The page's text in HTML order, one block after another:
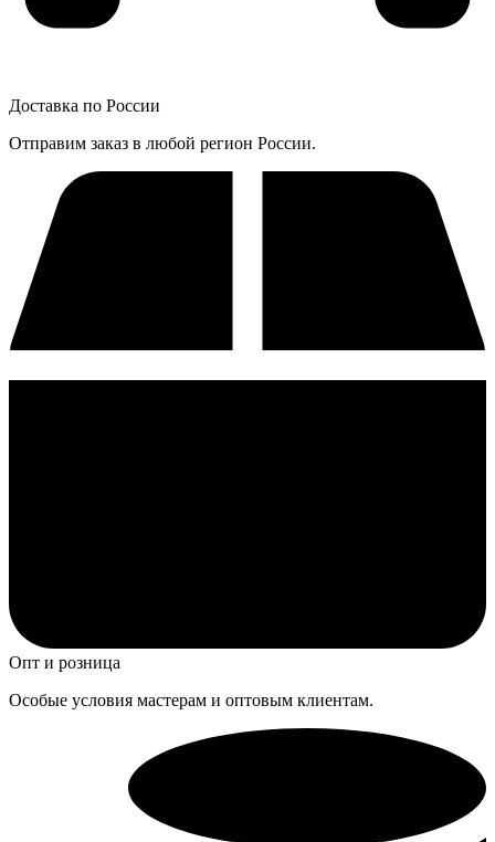
Доставка по России
Отправим заказ в любой регион России.
Опт и розница
Особые условия мастерам и оптовым клиентам.